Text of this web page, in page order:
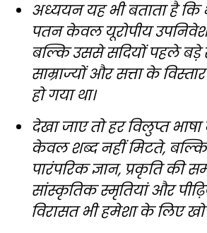
अध्ययन यह भी बताता है कि
पतन केवल यूरोपीय
बल्कि उससे सदियों पहले बड़े
साम्राज्यों और सत्ता के
हो गया था।
देखा जाए तो हर विलुप्त
केवल शब्द नहीं मिटते,
पारंपरिक ज्ञान, प्रकृति की
सांस्कृतिक स्मृतियां और
विरासत भी हमेशा के लिए खो